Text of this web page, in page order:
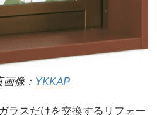
画像： YKKAP
ラスだけを交換するリフォー